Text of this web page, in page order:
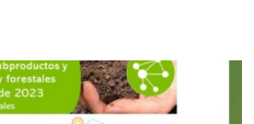
document